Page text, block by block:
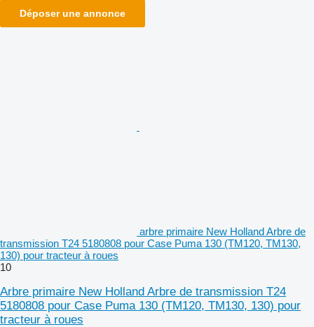
Déposer une annonce
arbre primaire New Holland Arbre de
transmission T24 5180808 pour Case Puma 130 (TM120, TM130,
130) pour tracteur à roues
10
Arbre primaire New Holland Arbre de transmission T24
5180808 pour Case Puma 130 (TM120, TM130, 130) pour
tracteur à roues